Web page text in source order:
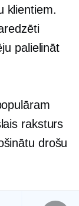
klientiem.
palielināt
raksturs
drošu